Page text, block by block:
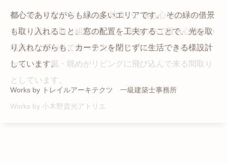
猫と暮らす家です。 人も心地良い、猫も心地よいをテー
マに、設計に取り組みました。 敷地の中で最も心地よい
場所を、猫が外で遊べる大きなテラスとし、そのテラス
から、光・風・眺めがリビングに飛び込んで来る間取り
としています。
Works by 小木野貴光アトリエ
都心でありながらも緑の多いエリアです。 その緑の借景
も取り入れること、窓の配置を工夫することで、光を取
り入れながらも、カーテンを閉じずに生活できる様設計
しています。
Works by トレイルアーキテクツ 一級建築士事務所
自然の中の岩山を切り開いて造った、ワイルドなゲスト
ハウスをイメージした空間が広がる都市型住宅です。
かつての機織り工場が、その趣を残しつつ孫世帯の住居
へと蘇りました。